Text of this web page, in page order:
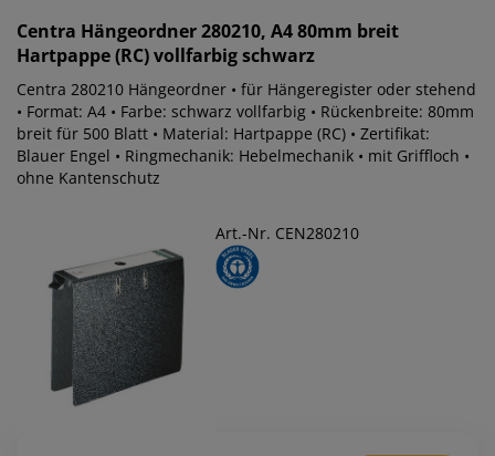
Centra Hängeordner 280210, A4 80mm breit
Hartpappe (RC) vollfarbig schwarz
Centra 280210 Hängeordner • für Hängeregister oder stehend
• Format: A4 • Farbe: schwarz vollfarbig • Rückenbreite: 80mm
breit für 500 Blatt • Material: Hartpappe (RC) • Zertifikat:
Blauer Engel • Ringmechanik: Hebelmechanik • mit Griffloch •
ohne Kantenschutz
Art.-Nr. CEN280210